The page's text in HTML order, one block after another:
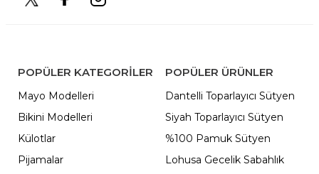
POPÜLER KATEGORILER
Mayo Modelleri
Bikini Modelleri
Külotlar
Pijamalar
POPÜLER ÜRÜNLER
Dantelli Toparlayıcı Sütyen
Siyah Toparlayıcı Sütyen
%100 Pamuk Sütyen
Lohusa Gecelik Sabahlık